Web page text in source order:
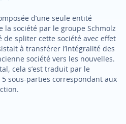
d’une seule entité
société par le groupe Schmolz
de spliter cette société avec effet
à transférer l’intégralité des
société vers les nouvelles.
cela s’est traduit par le
5 sous-parties correspondant aux